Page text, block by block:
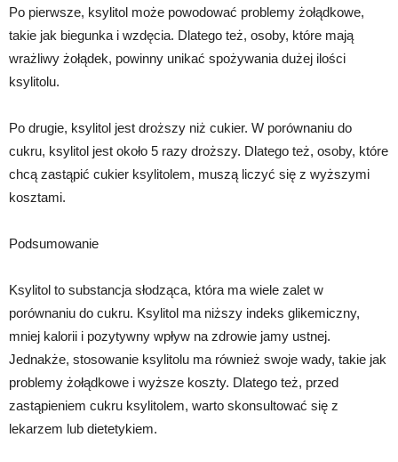
Po pierwsze, ksylitol może powodować problemy żołądkowe,
takie jak biegunka i wzdęcia. Dlatego też, osoby, które mają
wrażliwy żołądek, powinny unikać spożywania dużej ilości
ksylitolu.
Po drugie, ksylitol jest droższy niż cukier. W porównaniu do
cukru, ksylitol jest około 5 razy droższy. Dlatego też, osoby, które
chcą zastąpić cukier ksylitolem, muszą liczyć się z wyższymi
kosztami.
Podsumowanie
Ksylitol to substancja słodząca, która ma wiele zalet w
porównaniu do cukru. Ksylitol ma niższy indeks glikemiczny,
mniej kalorii i pozytywny wpływ na zdrowie jamy ustnej.
Jednakże, stosowanie ksylitolu ma również swoje wady, takie jak
problemy żołądkowe i wyższe koszty. Dlatego też, przed
zastąpieniem cukru ksylitolem, warto skonsultować się z
lekarzem lub dietetykiem.